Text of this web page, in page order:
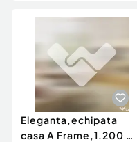
Eleganta,echipata
casa A Frame,1.200 mp